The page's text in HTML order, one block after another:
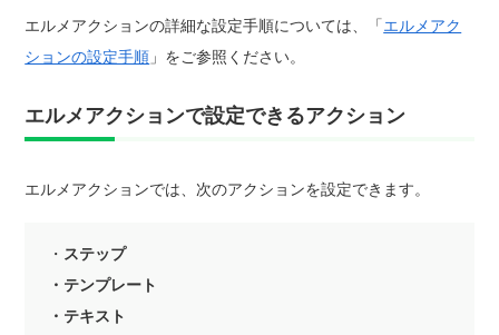
エルメアクションの詳細な設定手順については、「エルメアク
ションの設定手順 」をご参照ください。
エルメアクションで設定できるアクション
エルメアクションでは、次のアクションを設定できます。
・ ステップ
・テンプレート
・テキスト